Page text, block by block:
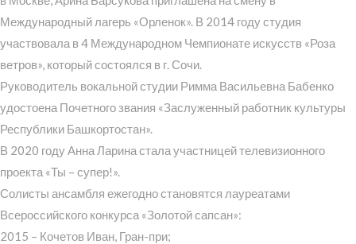
Международный лагерь «Орленок». В 2014 году студия
участвовала в 4 Международном Чемпионате искусств «Роза
ветров», который состоялся в г. Сочи.
Руководитель вокальной студии Римма Васильевна Бабенко
удостоена Почетного звания «Заслуженный работник культуры
Республики Башкортостан».
В 2020 году Анна Ларина стала участницей телевизионного
проекта «Ты – супер!».
Солисты ансамбля ежегодно становятся лауреатами
Всероссийского конкурса «Золотой сапсан»:
2015 – Кочетов Иван, Гран-при;